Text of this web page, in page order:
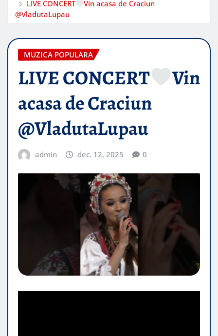
LIVE CONCERT
Vin acasa de Craciun​
@VladutaLupau
MUZICA POPULARA
LIVE CONCERT
Vin
acasa de Craciun​
@VladutaLupau
admin dec. 12, 2025 0